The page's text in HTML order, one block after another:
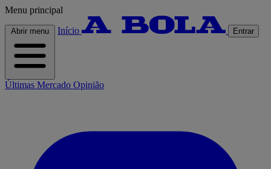
Menu principal
Abrir menu Início Entrar
Últimas Mercado Opinião